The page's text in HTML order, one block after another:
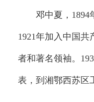
邓中夏，1894年
1921年加入中国
者和著名领袖。
表，到湘鄂西苏区